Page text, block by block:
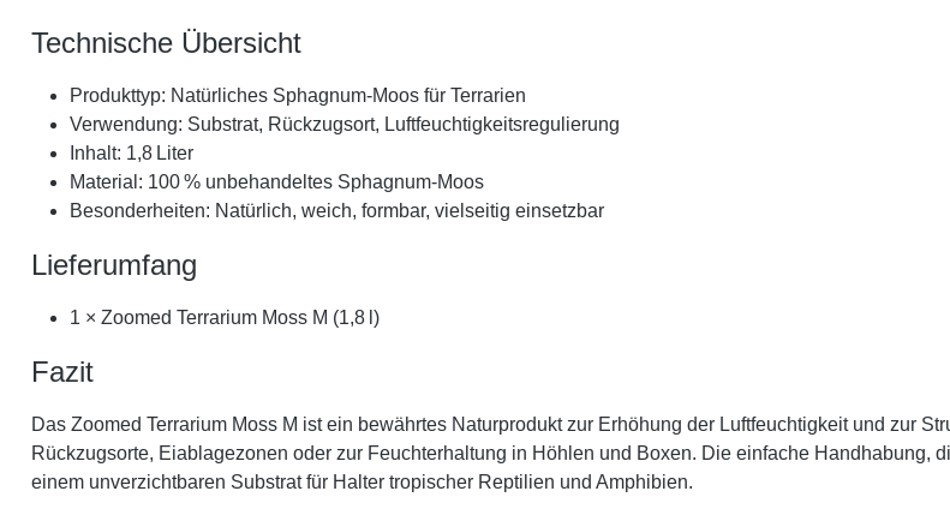
Technische Übersicht
Produkttyp: Natürliches Sphagnum-Moos für Terrarien
Verwendung: Substrat, Rückzugsort, Luftfeuchtigkeitsregulierung
Inhalt: 1,8 Liter
Material: 100 % unbehandeltes Sphagnum-Moos
Besonderheiten: Natürlich, weich, formbar, vielseitig einsetzbar
Lieferumfang
1 × Zoomed Terrarium Moss M (1,8 l)
Fazit
Das Zoomed Terrarium Moss M ist ein bewährtes Naturprodukt zur Erhöhung der Luftfeuchtigkeit und zur
Rückzugsorte, Eiablagezonen oder zur Feuchterhaltung in Höhlen und Boxen. Die einfache Handhabung,
einem unverzichtbaren Substrat für Halter tropischer Reptilien und Amphibien.